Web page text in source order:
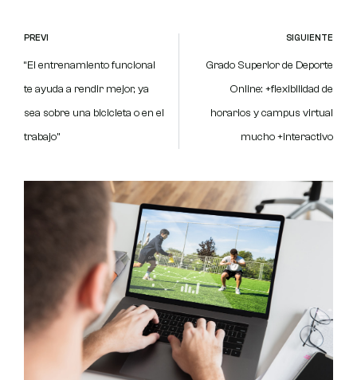
PREVI
“El entrenamiento funcional
te ayuda a rendir mejor, ya
sea sobre una bicicleta o en el
trabajo”
SIGUIENTE
Grado Superior de Deporte
Online: +flexibilidad de
horarios y campus virtual
mucho +interactivo